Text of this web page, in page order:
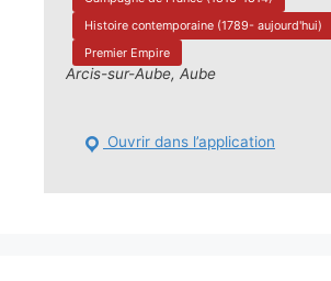
Histoire contemporaine (1789- aujourd'hui)
Premier Empire
Arcis-sur-Aube, Aube
Ouvrir dans l’application